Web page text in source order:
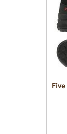
Five